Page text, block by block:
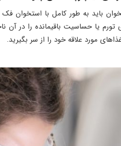
باید به طور کامل با استخوان
یا حساسیت باقیمانده را در آن
مورد علاقه خود را از سر بگیرید.